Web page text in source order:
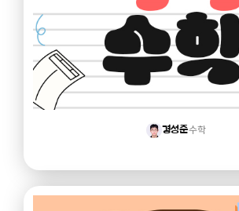
경성준수학